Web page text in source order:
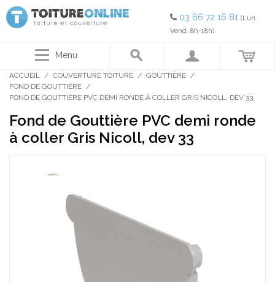
03 66 72 16 81 (Lun.
Vend. 8h-18h)
Menu
ACCUEIL / COUVERTURE TOITURE / GOUTTIÈRE /
FOND DE GOUTTIÈRE /
FOND DE GOUTTIÈRE PVC DEMI RONDE À COLLER GRIS NICOLL, DEV 33
Fond de Gouttière PVC demi ronde
à coller Gris Nicoll, dev 33